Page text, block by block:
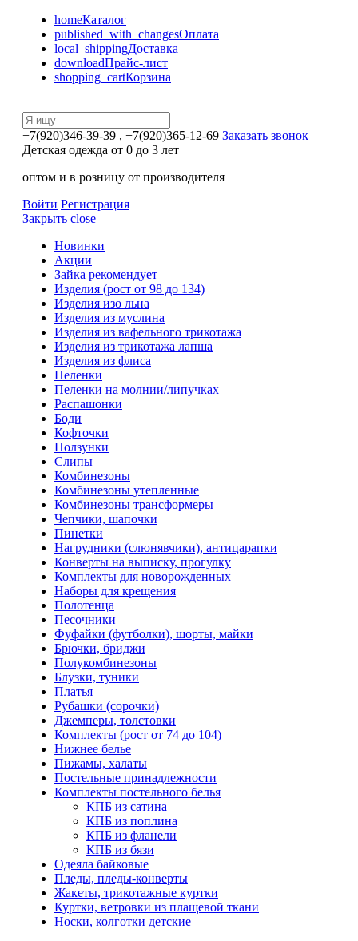
homeКаталог
published_with_changesОплата
local_shippingДоставка
downloadПрайс-лист
shopping_cartКорзина
+7(920)346-39-39 , +7(920)365-12-69 Заказать звонок
Детская одежда от 0 до 3 лет
оптом и в розницу от производителя
Войти Регистрация
Закрыть close
Новинки
Акции
Зайка рекомендует
Изделия (рост от 98 до 134)
Изделия изо льна
Изделия из муслина
Изделия из вафельного трикотажа
Изделия из трикотажа лапша
Изделия из флиса
Пеленки
Пеленки на молнии/липучках
Распашонки
Боди
Кофточки
Ползунки
Слипы
Комбинезоны
Комбинезоны утепленные
Комбинезоны трансформеры
Чепчики, шапочки
Пинетки
Нагрудники (слюнявчики), антицарапки
Конверты на выписку, прогулку
Комплекты для новорожденных
Наборы для крещения
Полотенца
Песочники
Фуфайки (футболки), шорты, майки
Брючки, бриджи
Полукомбинезоны
Блузки, туники
Платья
Рубашки (сорочки)
Джемперы, толстовки
Комплекты (рост от 74 до 104)
Нижнее белье
Пижамы, халаты
Постельные принадлежности
Комплекты постельного белья
КПБ из сатина
КПБ из поплина
КПБ из фланели
КПБ из бязи
Одеяла байковые
Пледы, пледы-конверты
Жакеты, трикотажные куртки
Куртки, ветровки из плащевой ткани
Носки, колготки детские